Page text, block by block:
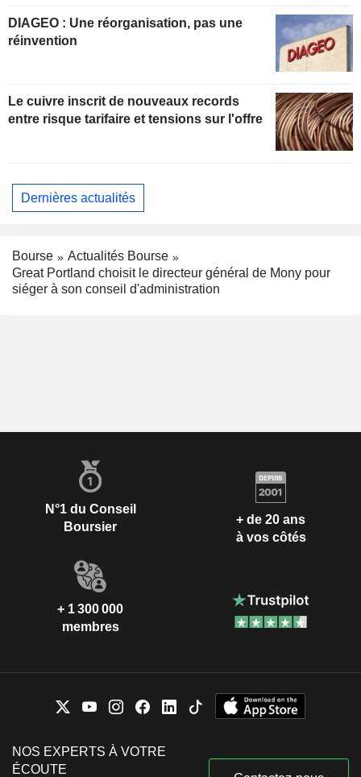
DIAGEO : Une réorganisation, pas une
réinvention
Le cuivre inscrit de nouveaux records
entre risque tarifaire et tensions sur l'offre
Dernières actualités
Bourse
Actualités Bourse
Great Portland choisit le directeur général de Mony pour
siéger à son conseil d'administration
N°1 du Conseil
Boursier
+ de 20 ans
à vos côtés
+ 1 300 000
membres
NOS EXPERTS À VOTRE
ÉCOUTE